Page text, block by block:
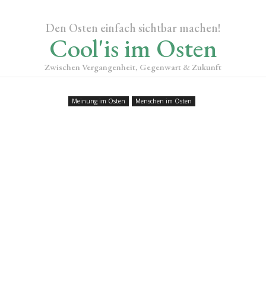
Den Osten einfach sichtbar machen!
Cool'is im Osten
Zwischen Vergangenheit, Gegenwart & Zukunft
Meinung im Osten Menschen im Osten